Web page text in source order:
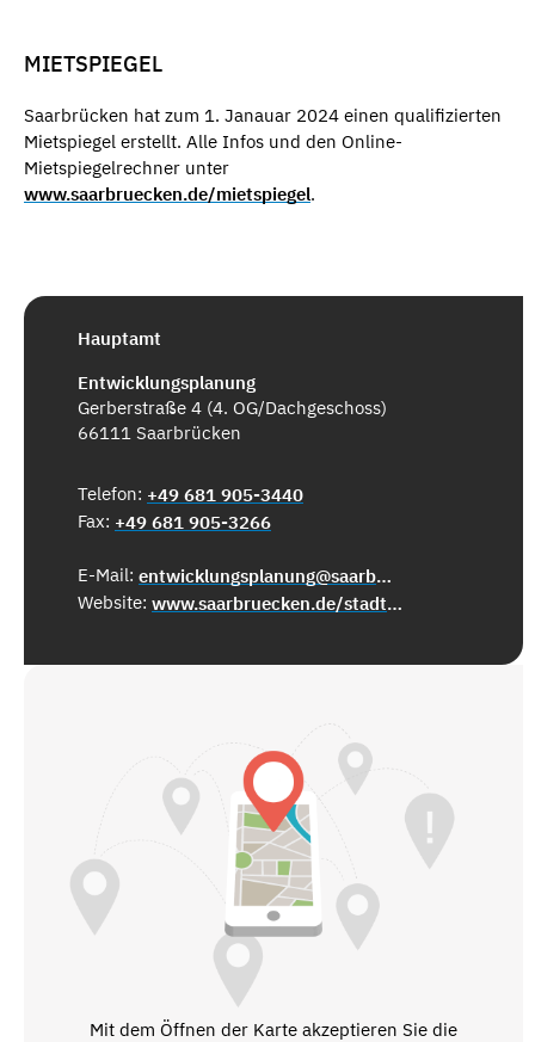
MIETSPIEGEL
Saarbrücken hat zum 1. Janauar 2024 einen qualifizierten
Mietspiegel erstellt. Alle Infos und den Online-
Mietspiegelrechner unter
www.saarbruecken.de/mietspiegel.
Hauptamt
Entwicklungsplanung
Gerberstraße 4 (4. OG/Dachgeschoss)
66111 Saarbrücken
Telefon: +49 681 905-3440
Fax: +49 681 905-3266
E-Mail:
entwicklungsplanung@saarbruecken.de
Website:
www.saarbruecken.de/stadtentwicklung
Mit dem Öffnen der Karte akzeptieren Sie die